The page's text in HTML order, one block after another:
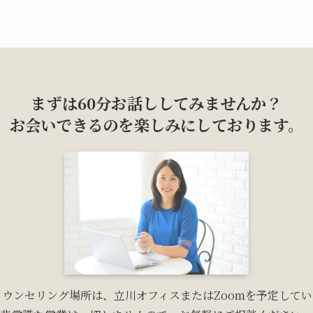
まずは60分お話ししてみませんか？
お会いできるのを楽しみにしております。
ンセリング場所は、立川オフィスまたはZoomを予定して